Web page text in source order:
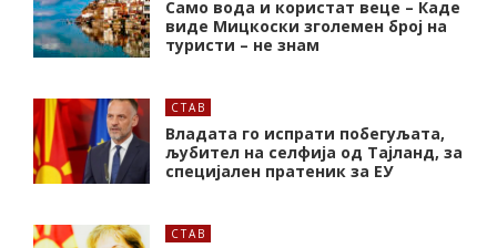
Само вода и користат веце – Каде
виде Мицкоски зголемен број на
туристи – не знам
СТАВ
Владата го испрати побегуљата,
љубител на селфија од Тајланд, за
специјален пратеник за ЕУ
СТАВ